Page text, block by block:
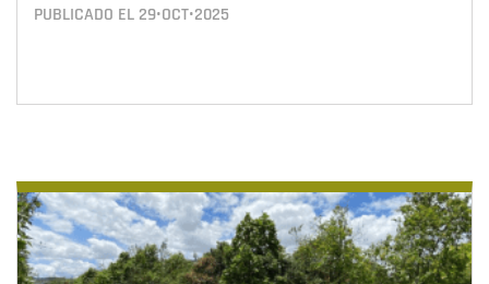
PUBLICADO EL 29•OCT•2025